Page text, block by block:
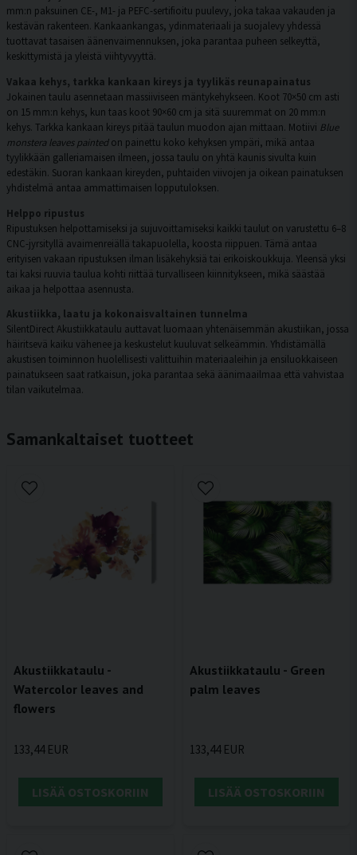
mm:n paksuinen CE-, M1- ja PEFC-sertifioitu puulevy, joka takaa vakauden ja
kestävän rakenteen. Kankaankangas, ydinmateriaali ja suojalevy yhdessä
tuottavat tasaisen äänenvaimennuksen, joka parantaa puheen selkeyttä,
keskittymistä ja yleistä viihtyvyyttä.
Vakaa kehys, tarkka kankaan kireys ja tyylikäs reunapainatus
Jokainen taulu asennetaan massiiviseen mäntykehykseen. Koot 70×50 cm asti
on 15 mm:n kehys, kun taas koot 90×60 cm ja sitä suuremmat on 20 mm:n
kehys. Tarkka kankaan kireys pitää taulun muodon ajan mittaan. Motiivi Blue
monstera leaves paintedon painettu koko kehyksen ympäri, mikä antaa
tyylikkään galleriamaisen ilmeen, jossa taulu on yhtä kaunis sivulta kuin
edestäkin. Suoran kankaan kireyden, puhtaiden viivojen ja oikean painatuksen
yhdistelmä antaa ammattimaisen lopputuloksen.
Helppo ripustus
Ripustuksen helpottamiseksi ja sujuvoittamiseksi kaikki taulut on varustettu 6–8
CNC-jyrsityllä avaimenreiällä takapuolella, koosta riippuen. Tämä antaa
erityisen vakaan ripustuksen ilman lisäkehyksiä tai erikoiskoukkuja. Yleensä yksi
tai kaksi ruuvia taulua kohti riittää turvalliseen kiinnitykseen, mikä säästää
aikaa ja helpottaa asennusta.
Akustiikka, laatu ja kokonaisvaltainen tunnelma
SilentDirect Akustiikkataulu auttavat luomaan yhtenäisemmän akustiikan, jossa
häiritsevä kaiku vähenee ja keskustelut kuuluvat selkeämmin. Yhdistämällä
akustisen toiminnon huolellisesti valittuihin materiaaleihin ja ensiluokkaiseen
painatukseen saat ratkaisun, joka parantaa sekä äänimaailmaa että vahvistaa
tilan vaikutelmaa.
Samankaltaiset tuotteet
Akustiikkataulu -
Watercolor leaves and
flowers
133,44 EUR
LISÄÄ OSTOSKORIIN
Akustiikkataulu - Green
palm leaves
133,44 EUR
LISÄÄ OSTOSKORIIN